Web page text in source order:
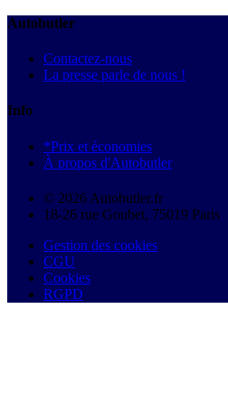
Autobutler
Contactez-nous
La presse parle de nous !
Info
*Prix et économies
À propos d'Autobutler
© 2026 Autobutler.fr
18-26 rue Goubet, 75019 Paris
Gestion des cookies
CGU
Cookies
RGPD